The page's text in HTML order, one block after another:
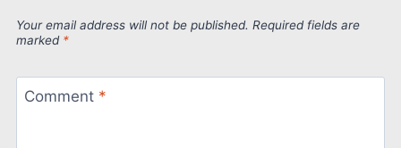
Your email address will not be published. Required fields are
marked *
Comment *